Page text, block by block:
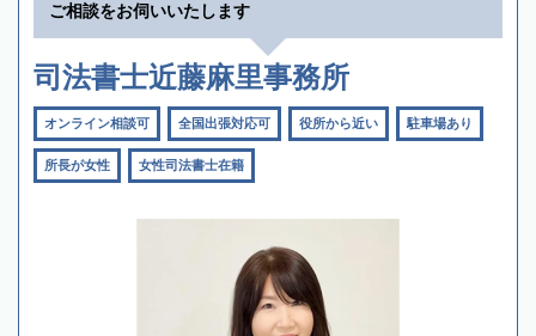
ご相談をお伺いいたします
司法書士近藤麻里事務所
オンライン相談可 全国出張対応可 役所から近い 駐車場あり
所長が女性 女性司法書士在籍